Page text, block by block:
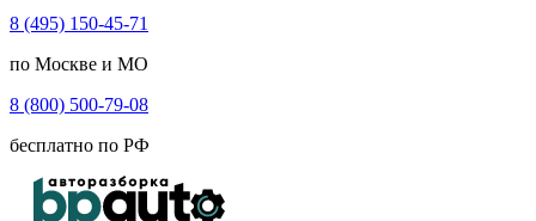
8 (495) 150-45-71
по Москве и МО
8 (800) 500-79-08
бесплатно по РФ